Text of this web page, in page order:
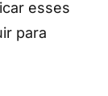
esses
para